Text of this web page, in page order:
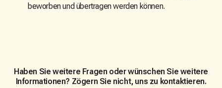
beworben und übertragen werden können.
Haben Sie weitere Fragen oder wünschen Sie weitere
Informationen? Zögern Sie nicht, uns zu kontaktieren.